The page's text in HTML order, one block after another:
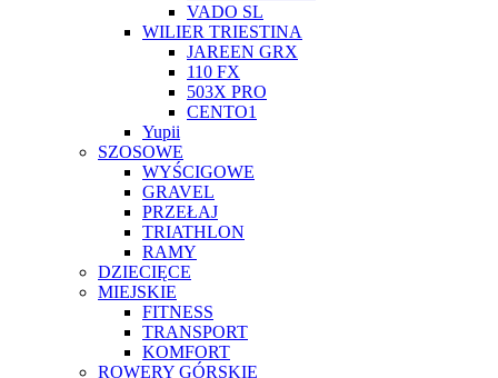
VADO SL
WILIER TRIESTINA
JAREEN GRX
110 FX
503X PRO
CENTO1
Yupii
SZOSOWE
WYŚCIGOWE
GRAVEL
PRZEŁAJ
TRIATHLON
RAMY
DZIECIĘCE
MIEJSKIE
FITNESS
TRANSPORT
KOMFORT
ROWERY GÓRSKIE